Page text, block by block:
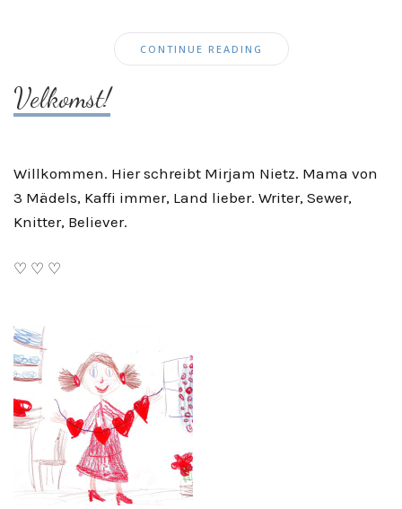
CONTINUE READING
Velkomst!
Willkommen. Hier schreibt Mirjam Nietz. Mama von
3 Mädels, Kaffi immer, Land lieber. Writer, Sewer,
Knitter, Believer.
♡ ♡ ♡